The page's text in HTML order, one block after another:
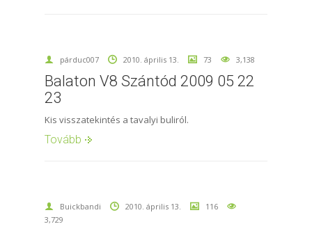
párduc007 2010. április 13. 73 3,138
Balaton V8 Szántód 2009 05 22
23
Kis visszatekintés a tavalyi buliról.
Tovább
Buickbandi 2010. április 13.
116
3,729